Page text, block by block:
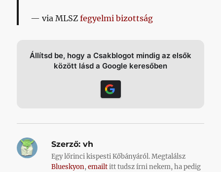
via MLSZfegyelmi bizottság
Állítsd be, hogy a Csakblogot mindig az elsők
között lásd a Google keresőben
Szerző: vh
Egy lőrinci kispesti Kőbányáról. Megtalálsz
Blueskyon,emailtitt tudsz írni nekem, ha pedig